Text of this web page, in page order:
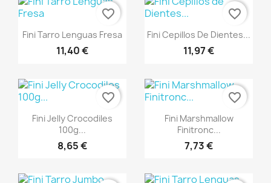
Vista rápida
Fini Tarro Lenguas Fresa
11,40 €
favorite_border
Vista rápida
Fini Cepillos De Dientes...
11,97 €
favorite_border
Vista rápida
Fini Jelly Crocodiles
100g...
8,65 €
favorite_border
Vista rápida
Fini Marshmallow
Finitronc...
7,73 €
favorite_border